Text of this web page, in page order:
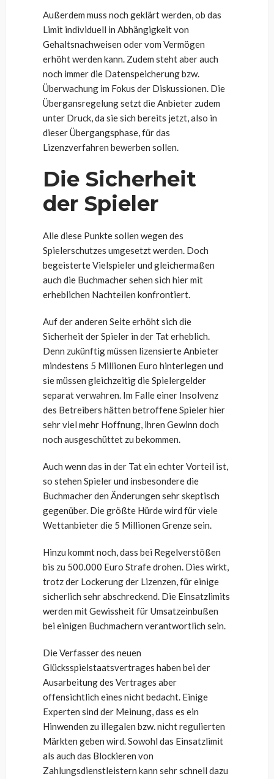
Außerdem muss noch geklärt werden, ob das
Limit individuell in Abhängigkeit von
Gehaltsnachweisen oder vom Vermögen
erhöht werden kann. Zudem steht aber auch
noch immer die Datenspeicherung bzw.
Überwachung im Fokus der Diskussionen. Die
Übergansregelung setzt die Anbieter zudem
unter Druck, da sie sich bereits jetzt, also in
dieser Übergangsphase, für das
Lizenzverfahren bewerben sollen.
Die Sicherheit
der Spieler
Alle diese Punkte sollen wegen des
Spielerschutzes umgesetzt werden. Doch
begeisterte Vielspieler und gleichermaßen
auch die Buchmacher sehen sich hier mit
erheblichen Nachteilen konfrontiert.
Auf der anderen Seite erhöht sich die
Sicherheit der Spieler in der Tat erheblich.
Denn zukünftig müssen lizensierte Anbieter
mindestens 5 Millionen Euro hinterlegen und
sie müssen gleichzeitig die Spielergelder
separat verwahren. Im Falle einer Insolvenz
des Betreibers hätten betroffene Spieler hier
sehr viel mehr Hoffnung, ihren Gewinn doch
noch ausgeschüttet zu bekommen.
Auch wenn das in der Tat ein echter Vorteil ist,
so stehen Spieler und insbesondere die
Buchmacher den Änderungen sehr skeptisch
gegenüber. Die größte Hürde wird für viele
Wettanbieter die 5 Millionen Grenze sein.
Hinzu kommt noch, dass bei Regelverstößen
bis zu 500.000 Euro Strafe drohen. Dies wirkt,
trotz der Lockerung der Lizenzen, für einige
sicherlich sehr abschreckend. Die Einsatzlimits
werden mit Gewissheit für Umsatzeinbußen
bei einigen Buchmachern verantwortlich sein.
Die Verfasser des neuen
Glücksspielstaatsvertrages haben bei der
Ausarbeitung des Vertrages aber
offensichtlich eines nicht bedacht. Einige
Experten sind der Meinung, dass es ein
Hinwenden zu illegalen bzw. nicht regulierten
Märkten geben wird. Sowohl das Einsatzlimit
als auch das Blockieren von
Zahlungsdienstleistern kann sehr schnell dazu